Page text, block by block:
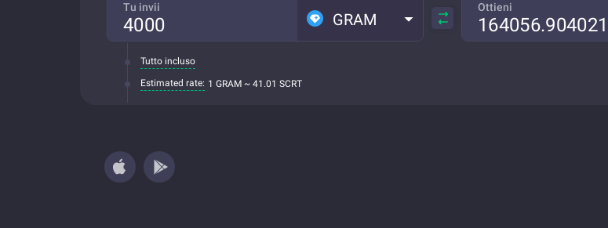
Tu invii
GRAM
Tutto incluso
Estimated rate: 1 GRAM ~ 41.01 SCRT
Ottieni